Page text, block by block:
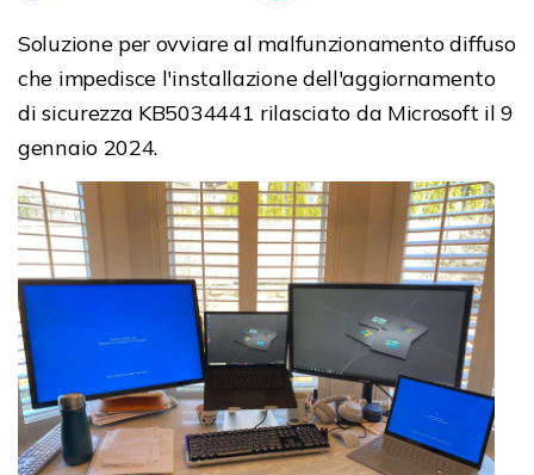
Soluzione per ovviare al malfunzionamento diffuso
che impedisce l'installazione dell'aggiornamento
di sicurezza KB5034441 rilasciato da Microsoft il 9
gennaio 2024.